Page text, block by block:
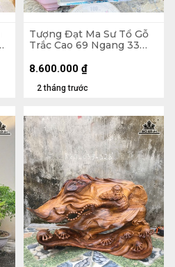
Tượng Đạt Ma Sư Tổ Gỗ
Trắc Cao 69 Ngang 33
2 tháng trước
8.600.000 ₫